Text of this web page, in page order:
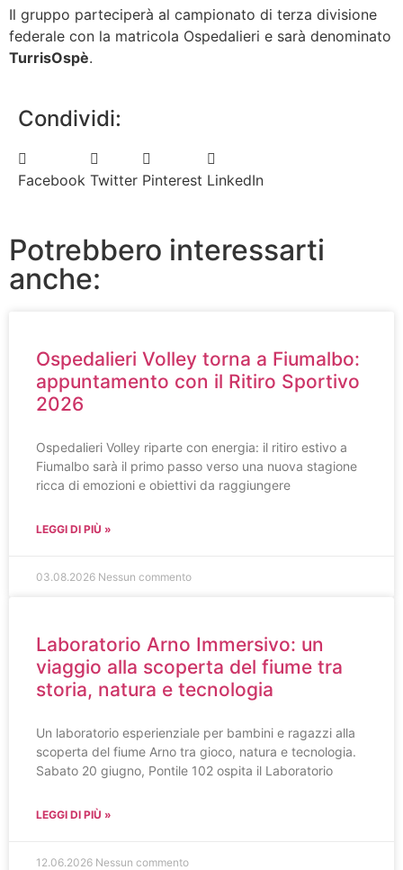
Il gruppo parteciperà al campionato di terza divisione
federale con la matricola Ospedalieri e sarà denominato
TurrisOspè.
Condividi:
Facebook Twitter Pinterest LinkedIn
Potrebbero interessarti
anche:
Ospedalieri Volley torna a Fiumalbo:
appuntamento con il Ritiro Sportivo
2026
Ospedalieri Volley riparte con energia: il ritiro estivo a
Fiumalbo sarà il primo passo verso una nuova stagione
ricca di emozioni e obiettivi da raggiungere
LEGGI DI PIÙ »
03.08.2026 Nessun commento
Laboratorio Arno Immersivo: un
viaggio alla scoperta del fiume tra
storia, natura e tecnologia
Un laboratorio esperienziale per bambini e ragazzi alla
scoperta del fiume Arno tra gioco, natura e tecnologia.
Sabato 20 giugno, Pontile 102 ospita il Laboratorio
LEGGI DI PIÙ »
12.06.2026 Nessun commento